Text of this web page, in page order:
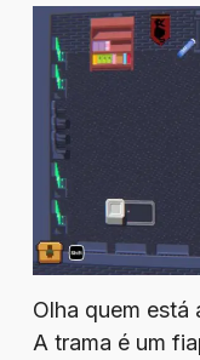
Olha quem está
A trama é um